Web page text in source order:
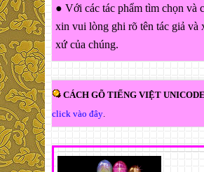
● Với các tác phẩm tìm chọn và
xin vui lòng ghi rõ tên tác giả và
xứ của chúng.
CÁCH GÕ TIẾNG VIỆT UNICODE
click vào đây.